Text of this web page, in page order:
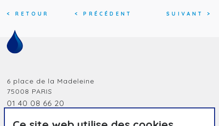
<RETOUR <PRÉCÉDENT SUIVANT >
6 place de la Madeleine
75008 PARIS
01 40 08 66 20